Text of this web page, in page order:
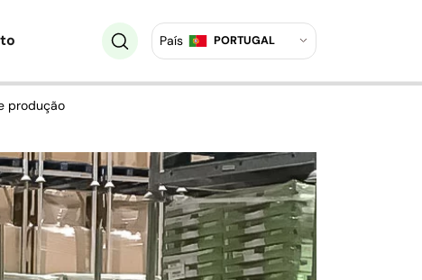
País PORTUGAL
produção